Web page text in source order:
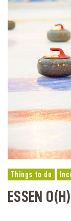
Things to do
ESSEN